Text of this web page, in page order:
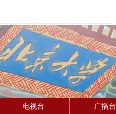
电视台 广播台